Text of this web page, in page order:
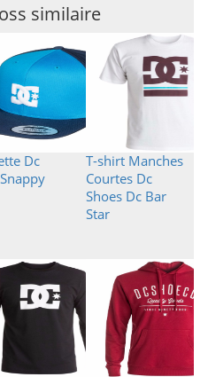
similaire
Dc
T-shirt Manches
Courtes Dc
Shoes Dc Bar
Star